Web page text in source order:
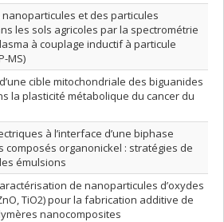
nanoparticules et des particules
les sols agricoles par la spectrométrie
à couplage inductif à particule
MS)
cible mitochondriale des biguanides
la plasticité métabolique du cancer du
à l’interface d’une biphase
composés organonickel : stratégies de
émulsions
de nanoparticules d’oxydes
TiO2) pour la fabrication additive de
nanocomposites